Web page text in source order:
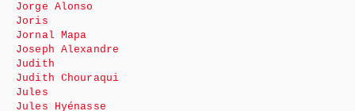
Jorge Alonso
Joris
Jornal Mapa
Joseph Alexandre
Judith
Judith Chouraqui
Jules
Jules Hyénasse